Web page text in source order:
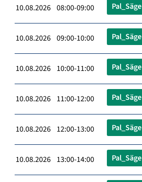
10.08.2026 08:00-09:00 Pal_Säge
10.08.2026 09:00-10:00 Pal_Säge
10.08.2026 10:00-11:00 Pal_Säge
10.08.2026 11:00-12:00 Pal_Säge
10.08.2026 12:00-13:00 Pal_Säge
10.08.2026 13:00-14:00 Pal_Säge